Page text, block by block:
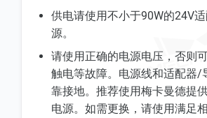
供电请使用不小于90W的24V
源。
请使用正确的电源电压，否则
触电等故障。电源线和适配器/
靠接地。推荐使用梅卡曼德提
电源。如需更换，请使用满足